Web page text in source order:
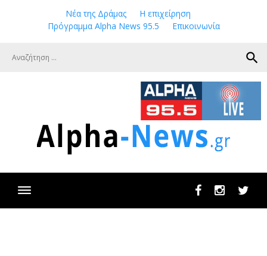
Νέα της Δράμας
Η επιχείρηση
Πρόγραμμα Alpha News 95.5
Επικοινωνία
search
FacebookInstagram